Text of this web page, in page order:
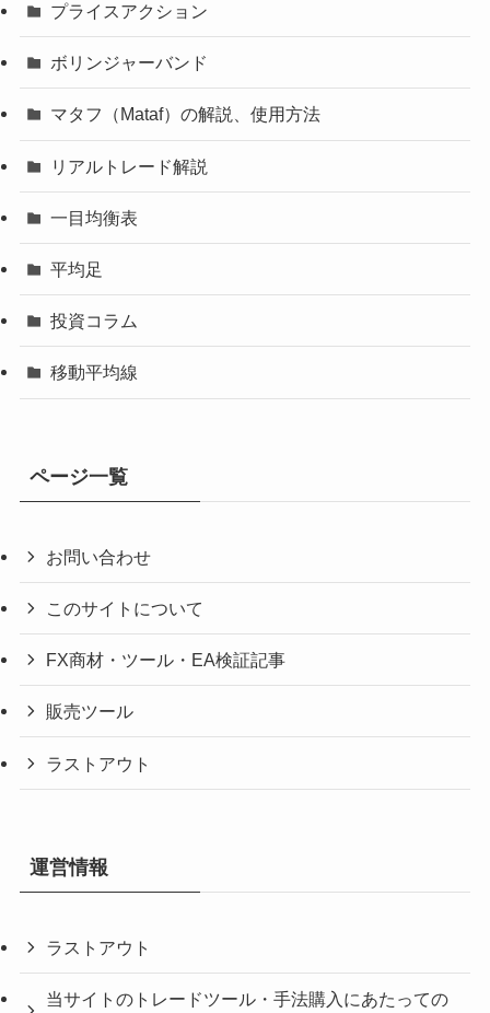
プライスアクション
ボリンジャーバンド
マタフ（Mataf）の解説、使用方法
リアルトレード解説
一目均衡表
平均足
投資コラム
移動平均線
ページ一覧
お問い合わせ
このサイトについて
FX商材・ツール・EA検証記事
販売ツール
ラストアウト
運営情報
ラストアウト
当サイトのトレードツール・手法購入にあたっての